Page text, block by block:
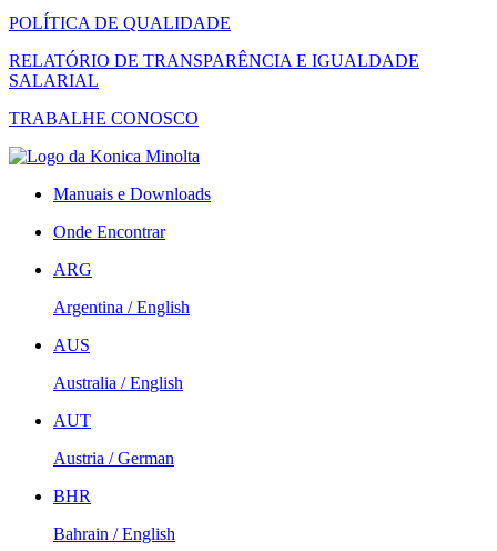
POLÍTICA DE QUALIDADE
RELATÓRIO DE TRANSPARÊNCIA E IGUALDADE
SALARIAL
TRABALHE CONOSCO
Manuais e Downloads
Onde Encontrar
ARG
Argentina / English
AUS
Australia / English
AUT
Austria / German
BHR
Bahrain / English